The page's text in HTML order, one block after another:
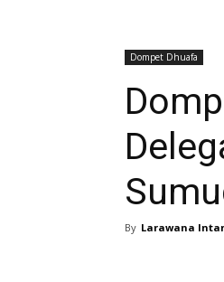
Dompet Dhuafa
By Larawana